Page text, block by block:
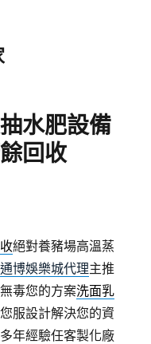
水肥設備
回收
絕對養豬場高溫蒸
通博娛樂城代理主推
毒您的方案洗面乳
服設計解決您的資
年經驗任客製化廠